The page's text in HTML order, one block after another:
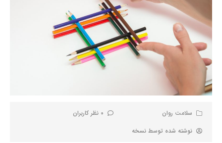
سلامت روان
0 نظر کاربران
نوشته شده توسط نسخه